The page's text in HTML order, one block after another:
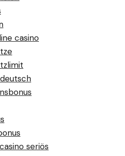
casino
seriös